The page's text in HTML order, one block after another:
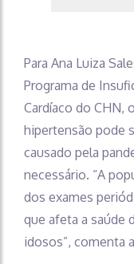
Para Ana Luiza
Programa de
Cardíaco do CHN,
hipertensão pode
causado pela
necessário. “A
dos exames
que afeta a saúde
idosos”, comenta